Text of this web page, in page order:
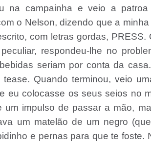
na campainha e veio a
o Nelson, dizendo que a
com letras gordas,
respondeu-lhe no
seriam por conta da
tease. Quando terminou, veio
eu colocasse os seus seios no
um impulso de passar a mão,
um matelão de um negro
e pernas para que te